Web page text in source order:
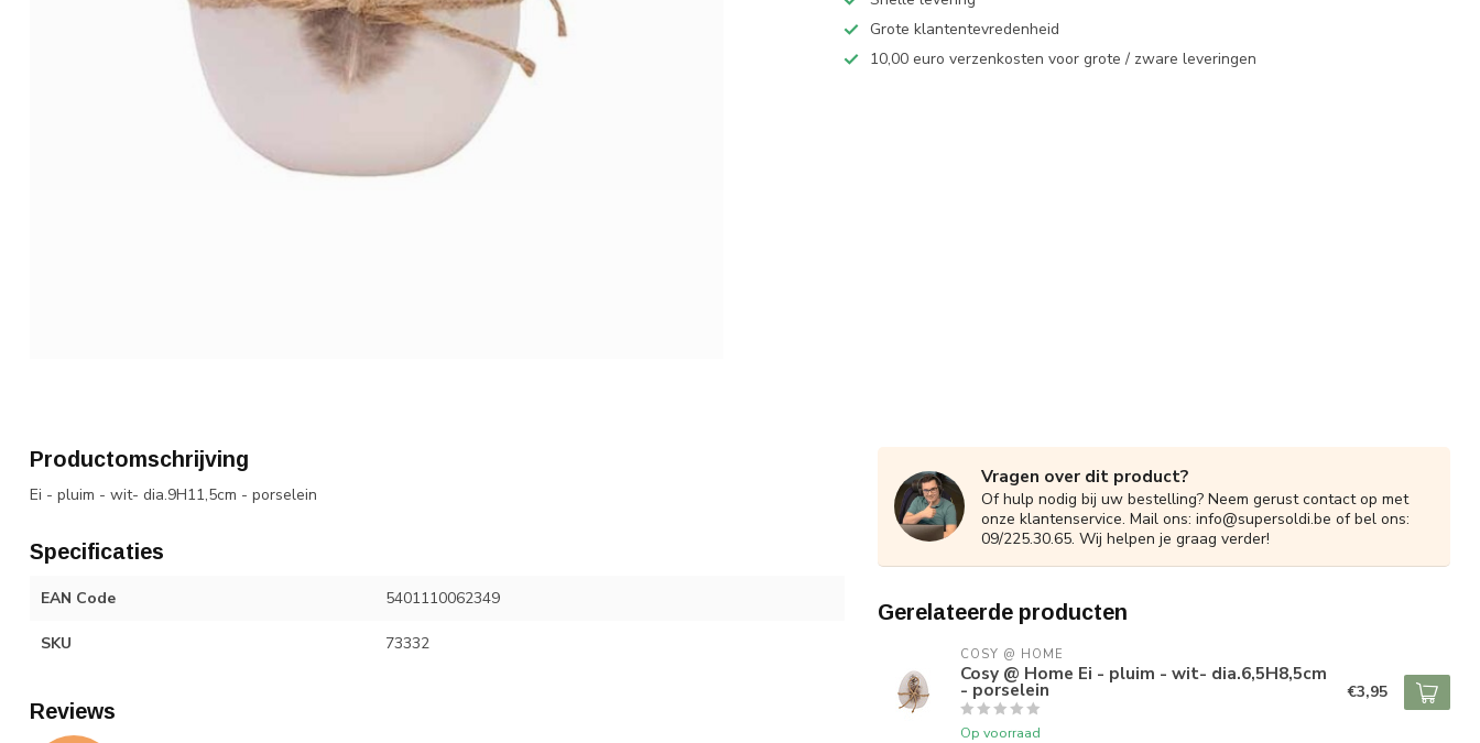
Grote klantentevredenheid
10,00 euro verzenkosten voor grote / zware leveringen
Productomschrijving
Ei - pluim - wit- dia.9H11,5cm - porselein
Specificaties
EAN Code 5401110062349
SKU 73332
Reviews
Vragen over dit product?
Of hulp nodig bij uw bestelling? Neem gerust contact op met
onze klantenservice. Mail ons: info@supersoldi.be of bel ons:
09/225.30.65. Wij helpen je graag verder!
Gerelateerde producten
COSY @ HOME
Cosy @ Home Ei - pluim - wit- dia.6,5H8,5cm
- porselein
Op voorraad
€3,95